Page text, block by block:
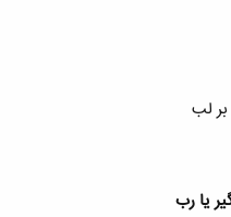
لب
یا رب